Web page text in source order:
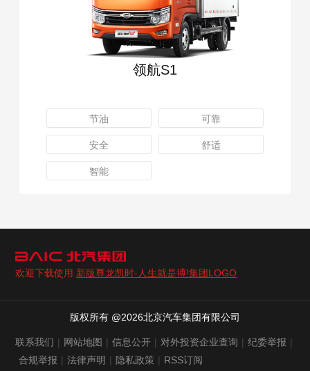
领航S1
节油 可靠
安全 舒适
智能
欢迎下载使用 新版尊龙凯时-人生就是搏!集团LOGO
版权所有 @2026北京汽车集团有限公司
联系我们 | 网站地图 | 信息公开 | 对外投资企业查询 | 纪委举报 |
合规举报 | 法律声明 | 隐私政策 | RSS订阅